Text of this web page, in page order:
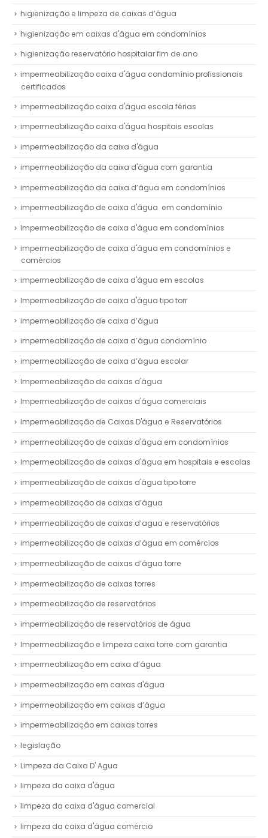
higienização e limpeza de caixas d’água
higienização em caixas d'água em condomínios
higienização reservatório hospitalar fim de ano
impermeabilização caixa d'água condomínio profissionais
certificados
impermeabilização caixa d'água escola férias
impermeabilização caixa d'água hospitais escolas
impermeabilização da caixa d'água
impermeabilização da caixa d'água com garantia
impermeabilização da caixa d’água em condomínios
impermeabilização de caixa d'água em condomínio
Impermeabilização de caixa d'água em condomínios
impermeabilização de caixa d'água em condomínios e
comércios
impermeabilização de caixa d'água em escolas
Impermeabilização de caixa d'água tipo torr
impermeabilização de caixa d’água
impermeabilização de caixa d’água condomínio
impermeabilização de caixa d’água escolar
Impermeabilização de caixas d'água
Impermeabilização de caixas d'água comerciais
Impermeabilização de Caixas D'água e Reservatórios
impermeabilização de caixas d'água em condomínios
Impermeabilização de caixas d'água em hospitais e escolas
impermeabilização de caixas d'água tipo torre
impermeabilização de caixas d’água
impermeabilização de caixas d’agua e reservatórios
impermeabilização de caixas d’água em comércios
impermeabilização de caixas d’água torre
impermeabilização de caixas torres
impermeabilização de reservatórios
impermeabilização de reservatórios de água
Impermeabilização e limpeza caixa torre com garantia
impermeabilização em caixa d’água
impermeabilização em caixas d'água
impermeabilização em caixas d’água
impermeabilização em caixas torres
legislação
Limpeza da Caixa D' Agua
limpeza da caixa d'água
limpeza da caixa d'água comercial
limpeza da caixa d'água comércio